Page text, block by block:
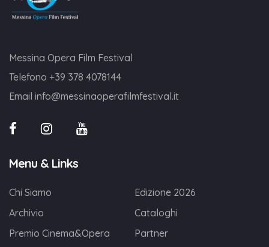
Messina Opera Film Festival
Telefono +39 378 4078144
Email info@messinaoperafilmfestival.it
Menu & Links
Chi Siamo
Edizione 2026
Archivio
Cataloghi
Premio Cinema&Opera
Partner